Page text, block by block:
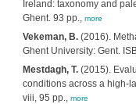
Ireland: taxonomy and
Ghent. 93 pp., more
Vekeman, B.(2016).
Ghent University: Gent.
Mestdagh, T.(2015).
conditions across a high-
viii, 95 pp., more